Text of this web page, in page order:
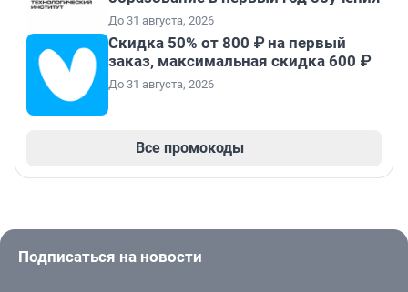
До 31 августа, 2026
Скидка 50% от 800 ₽ на первый
заказ, максимальная скидка 600 ₽
До 31 августа, 2026
Все промокоды
Подписаться на новости